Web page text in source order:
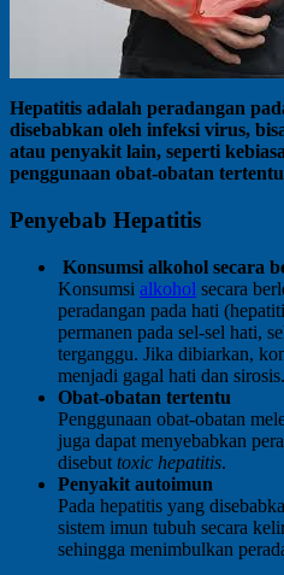
Hepatitis adalah peradangan
disebabkan oleh infeksi virus,
atau penyakit lain, seperti
penggunaan obat-obatan
Penyebab Hepatitis
Konsumsi alkohol secara
Konsumsi alkohol secara
peradangan pada hati
permanen pada sel-sel hati,
terganggu. Jika dibiarkan,
menjadi gagal hati dan sirosis.
Obat-obatan tertentu
Penggunaan obat-obatan
juga dapat menyebabkan
disebut toxic hepatitis.
Penyakit autoimun
Pada hepatitis yang
sistem imun tubuh secara
sehingga menimbulkan